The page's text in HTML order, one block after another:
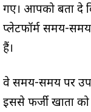
गए। आपको बता दे
प्लेटफॉर्म समय-
हैं।
वे समय-समय पर
इससे फर्जी खातों